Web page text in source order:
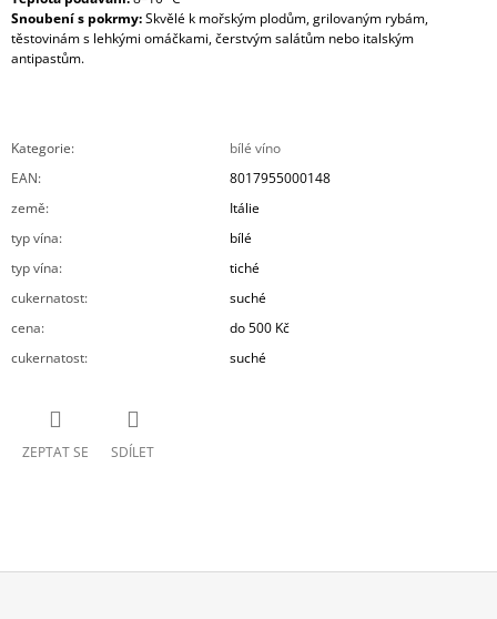
Snoubení s pokrmy:Skvělé k mořským plodům, grilovaným rybám,
těstovinám s lehkými omáčkami, čerstvým salátům nebo italským
antipastům.
Kategorie:
bílé víno
EAN:
8017955000148
země:
Itálie
typ vína:
bílé
typ vína:
tiché
cukernatost:
suché
cena:
do 500 Kč
cukernatost: suché
ZEPTAT SE SDÍLET